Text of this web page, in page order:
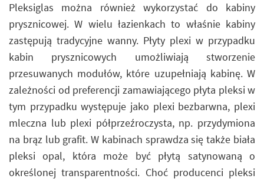
Pleksiglas można również wykorzystać do kabiny
prysznicowej. W wielu łazienkach to właśnie kabiny
zastępują tradycyjne wanny. Płyty plexi w przypadku
kabin prysznicowych umożliwiają stworzenie
przesuwanych modułów, które uzupełniają kabinę. W
zależności od preferencji zamawiającego płyta pleksi w
tym przypadku występuje jako plexi bezbarwna, plexi
mleczna lub plexi półprzeźroczysta, np. przydymiona
na brąz lub grafit. W kabinach sprawdza się także biała
pleksi opal, która może być płytą satynowaną o
określonej transparentności. Choć producenci pleksi